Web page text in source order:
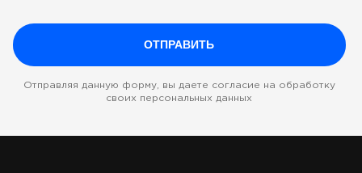
Отправляя данную форму, вы даете согласие на обработку
своих персональных данных